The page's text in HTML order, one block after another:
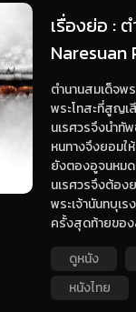
เรื่องย่อ :
Naresuan
ตำนานสมเด็จพ
พระโทสะที่สูญเ
นเรศวรจึงนำทั
หนทางจึงยอมใ
ยังตองอูจนหมด
นเรศวรจึงต้อง
พระเจ้านันทบุเ
ครั้งสุดท้ายของ
ดูหนัง
หนังไทย